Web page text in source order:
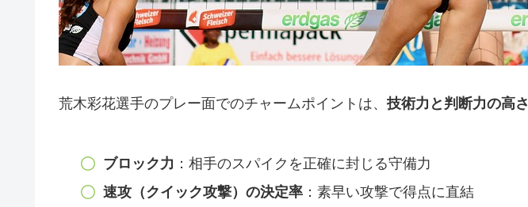
荒木彩花選手のプレー面でのチャームポイントは、 技術力と判断力の高さ
ブロック力 ：相手のスパイクを正確に封じる守備力
速攻（クイック攻撃）の決定率 ：素早い攻撃で得点に直結